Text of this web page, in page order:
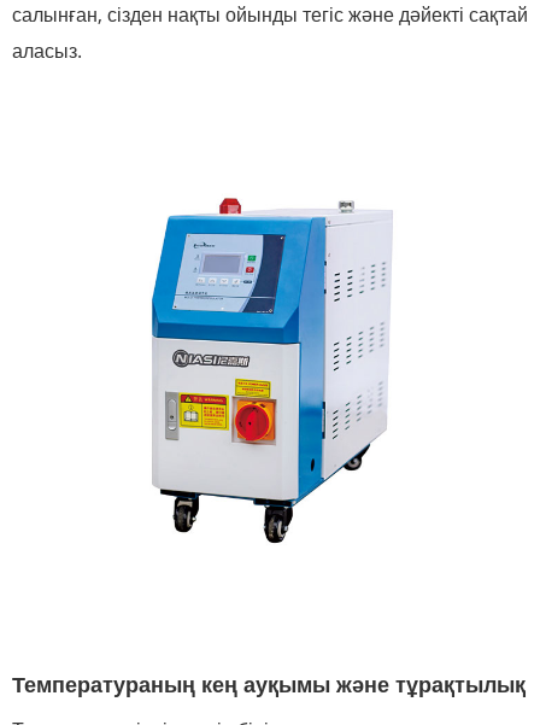
салынған, сізден нақты ойынды тегіс және дәйекті сақтай
аласыз.
Температураның кең ауқымы және тұрақтылық